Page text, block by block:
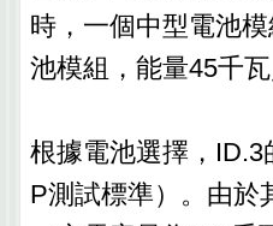
時，一個中型電池
池模組，能量45千瓦
根據電池選擇，ID.3
P測試標準）。由於